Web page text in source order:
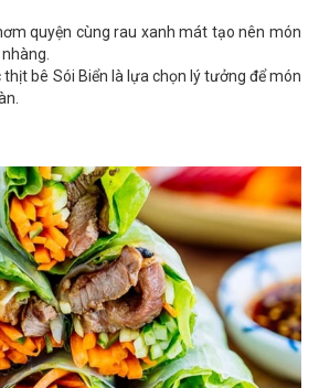
quyện cùng rau xanh mát tạo nên món
bê Sói Biển là lựa chọn lý tưởng để món